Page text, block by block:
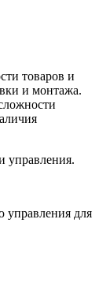
товаров и
и монтажа.
управления.
управления для